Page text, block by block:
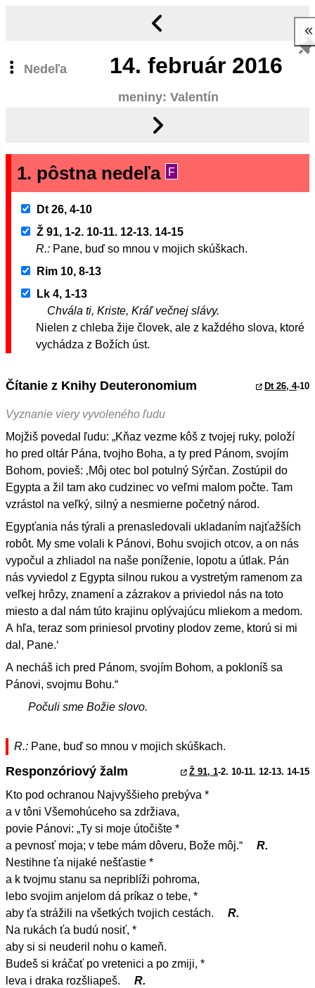
Nedeľa 14. február 2016
meniny: Valentín
1. pôstna nedeľa F
Dt 26, 4-10
Ž 91, 1-2. 10-11. 12-13. 14-15
R.: Pane, buď so mnou v mojich skúškach.
Rim 10, 8-13
Lk 4, 1-13
Chvála ti, Kriste, Kráľ večnej slávy.
Nielen z chleba žije človek, ale z každého slova, ktoré
vychádza z Božích úst.
Čítanie z Knihy Deuteronomium Dt 26, 4-10
Vyznanie viery vyvoleného ľudu
Mojžiš povedal ľudu: „Kňaz vezme kôš z tvojej ruky, položí
ho pred oltár Pána, tvojho Boha, a ty pred Pánom, svojím
Bohom, povieš: ‚Môj otec bol potulný Sýrčan. Zostúpil do
Egypta a žil tam ako cudzinec vo veľmi malom počte. Tam
vzrástol na veľký, silný a nesmierne početný národ.
Egypťania nás týrali a prenasledovali ukladaním najťažších
robôt. My sme volali k Pánovi, Bohu svojich otcov, a on nás
vypočul a zhliadol na naše poníženie, lopotu a útlak. Pán
nás vyviedol z Egypta silnou rukou a vystretým ramenom za
veľkej hrôzy, znamení a zázrakov a priviedol nás na toto
miesto a dal nám túto krajinu oplývajúcu mliekom a medom.
A hľa, teraz som priniesol prvotiny plodov zeme, ktorú si mi
dal, Pane.‘
A necháš ich pred Pánom, svojím Bohom, a pokloníš sa
Pánovi, svojmu Bohu.“
Počuli sme Božie slovo.
R.: Pane, buď so mnou v mojich skúškach.
Responzóriový žalm Ž 91, 1-2. 10-11. 12-13. 14-15
Kto pod ochranou Najvyššieho prebýva *
a v tôni Všemohúceho sa zdržiava,
povie Pánovi: „Ty si moje útočište *
a pevnosť moja; v tebe mám dôveru, Bože môj.“
R.
Nestihne ťa nijaké nešťastie *
a k tvojmu stanu sa nepriblíži pohroma,
lebo svojim anjelom dá príkaz o tebe, *
aby ťa strážili na všetkých tvojich cestách.
R.
Na rukách ťa budú nosiť, *
aby si si neuderil nohu o kameň.
Budeš si kráčať po vretenici a po zmiji, *
leva i draka rozšliapeš.
R.